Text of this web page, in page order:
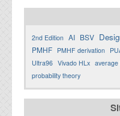
2nd Edition AI BSV
PMHF PMHF derivation
Ultra96 Vivado HLx average
probability theory